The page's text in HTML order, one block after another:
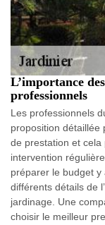
L’importance
professionnels
Les professionnels
proposition détaillée
de prestation et
intervention
préparer le budget
différents détails de
jardinage. Une
choisir le meilleur